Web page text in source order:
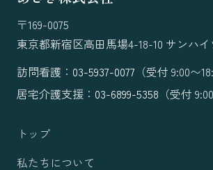
〒169-0075
東京都新宿区高田馬場4-18-10 サンハイ
訪問看護： 03-5937-0077 （受付 9:00〜
居宅介護支援： 03-6899-5358 （受付
トップ
私たちについて